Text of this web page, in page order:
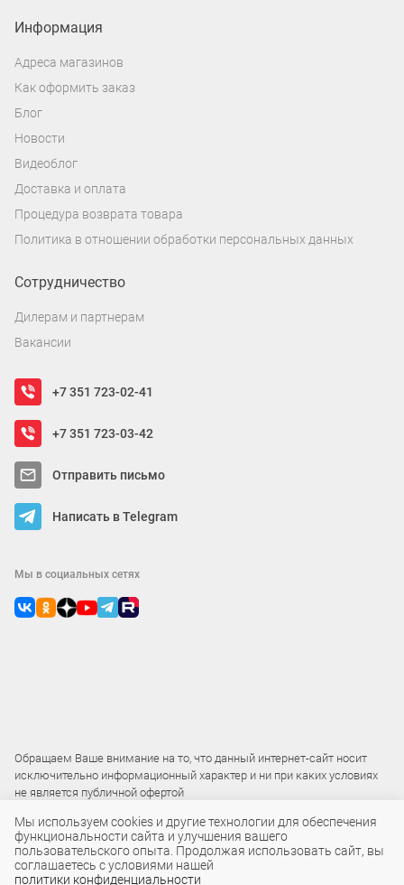
Информация
Адреса магазинов
Как оформить заказ
Блог
Новости
Видеоблог
Доставка и оплата
Процедура возврата товара
Политика в отношении обработки персональных данных
Сотрудничество
Дилерам и партнерам
Вакансии
+7 351 723-02-41
+7 351 723-03-42
Отправить письмо
Написать в Telegram
Мы в социальных сетях
Обращаем Ваше внимание на то, что данный интернет-сайт носит
исключительно информационный характер и ни при каких условиях
не является публичной офертой
2015 – 2026 © ООО «Локос»
Мы используем cookies и другие технологии для обеспечения
функциональности сайта и улучшения вашего
пользовательского опыта. Продолжая использовать сайт, вы
соглашаетесь с условиями нашей
политики конфиденциальности